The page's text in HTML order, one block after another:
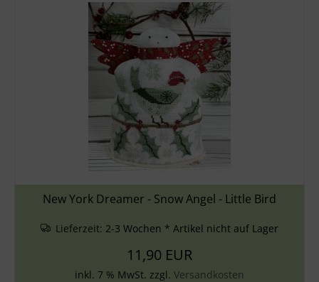
New York Dreamer - Snow Angel - Little Bird
Lieferzeit: 2-3 Wochen * Artikel nicht auf Lager
11,90 EUR
inkl. 7 % MwSt. zzgl. Versandkosten